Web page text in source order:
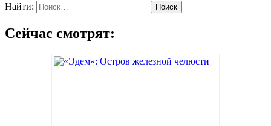
Найти:
Сейчас смотрят: